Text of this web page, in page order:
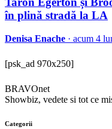
în plină stradă la LA
Denisa Enache · acum 4
[psk_ad 970x250]
BRAVOnet
Showbiz, vedete si tot ce
Categorii